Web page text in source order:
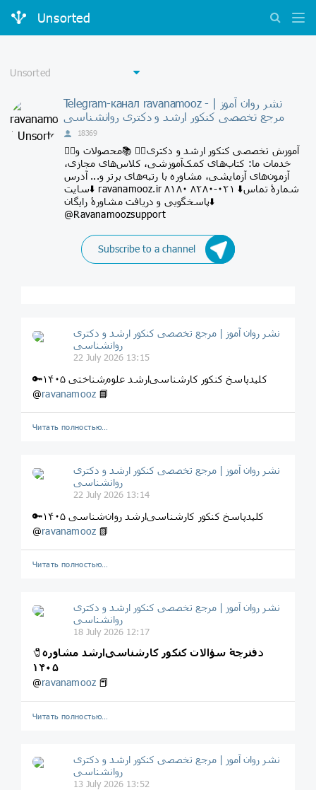
Unsorted
Telegram-канал ravanamooz - نشر روان‌ آموز |
مرجع تخصصی کنکور ارشد و دکتری روانشناسی
18369
✍🏻آموزش تخصصی کنکور ارشد و دکتری✍🏻 📚محصولات و
خدمات ما: کتاب‌های کمک‌آموزشی، کلاس‌های مجازی،
آزمون‌های آزمایشی، مشاوره با رتبه‌های برتر و... آدرس
سایت⬇️ ravanamooz.ir شمارۀ تماس⬇️ ۰۲۱-۸۲۸۰ ۸۱۸۰
پاسخگویی و دریافت مشاورۀ رایگان⬇️
@Ravanamoozsupport
Subscribe to a channel
نشر روان‌ آموز | مرجع تخصصی کنکور ارشد و دکتری
روانشناسی
22 July 2026 13:15
🔑کلیدپاسخ کنکور کارشناسی‌ارشد علوم‌شناختی ۱۴۰۵
@ravanamooz 📘
Читать полностью…
نشر روان‌ آموز | مرجع تخصصی کنکور ارشد و دکتری
روانشناسی
22 July 2026 13:14
🔑کلیدپاسخ کنکور کارشناسی‌ارشد روان‌شناسی ۱۴۰۵
@ravanamooz 📗
Читать полностью…
نشر روان‌ آموز | مرجع تخصصی کنکور ارشد و دکتری
روانشناسی
18 July 2026 12:17
🧷دفترچۀ سؤالات کنکور کارشناسی‌ارشد مشاوره
۱۴۰۵
@ravanamooz 📕
Читать полностью…
نشر روان‌ آموز | مرجع تخصصی کنکور ارشد و دکتری
روانشناسی
13 July 2026 13:52